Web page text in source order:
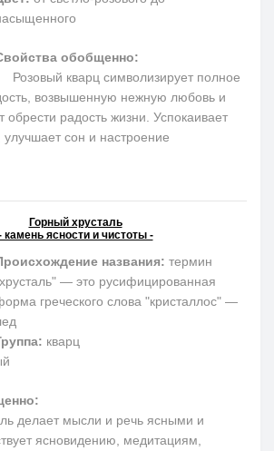
обобщенно:
Розовый кварц символизирует полное
возвышенную нежную любовь и
обрести радость жизни. Успокаивает
сон и настроение
Горный хрусталь
камень ясности и чистоты -
названия: термин
— это русифицированная
греческого слова "кристаллос" —
кварц
делает мысли и речь ясными и
ясновидению, медитациям,